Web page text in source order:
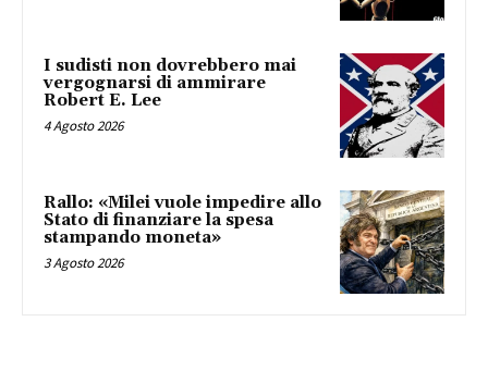
I sudisti non dovrebbero mai
vergognarsi di ammirare
Robert E. Lee
4 Agosto 2026
Rallo: «Milei vuole impedire allo
Stato di finanziare la spesa
stampando moneta»
3 Agosto 2026